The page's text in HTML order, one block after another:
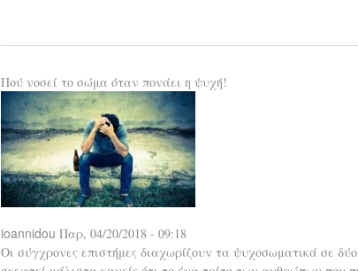
Πού νοσεί το σώμα όταν πονάει η ψυχή!
ioannidou Παρ, 04/20/2018 - 09:18
Οι σύγχρονες επιστήμες διαχωρίζουν τα ψυχοσωματικά σε